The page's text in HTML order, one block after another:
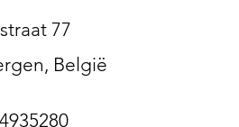
77
België